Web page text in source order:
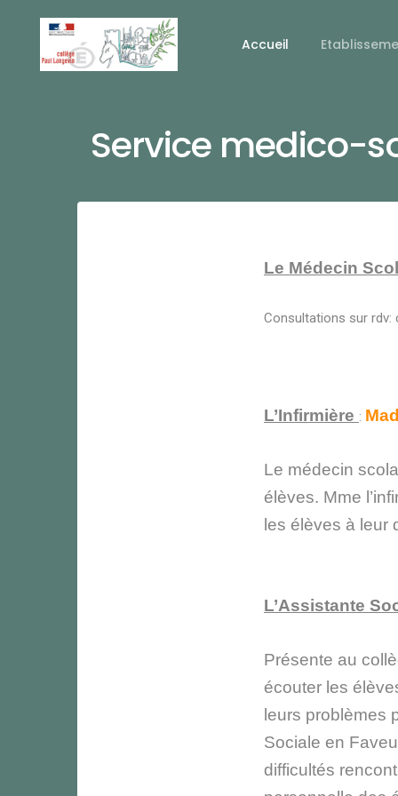
Accueil
Service medico-
Le Médecin
Consultations sur rdv:
L’Infirmière :
Le médecin
élèves. Mme
les élèves à leur
L’Assistante
Présente au
écouter les
leurs problèmes
Sociale en
difficultés